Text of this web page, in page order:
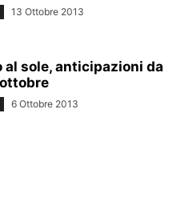
13 Ottobre 2013
al sole, anticipazioni da
6 Ottobre 2013